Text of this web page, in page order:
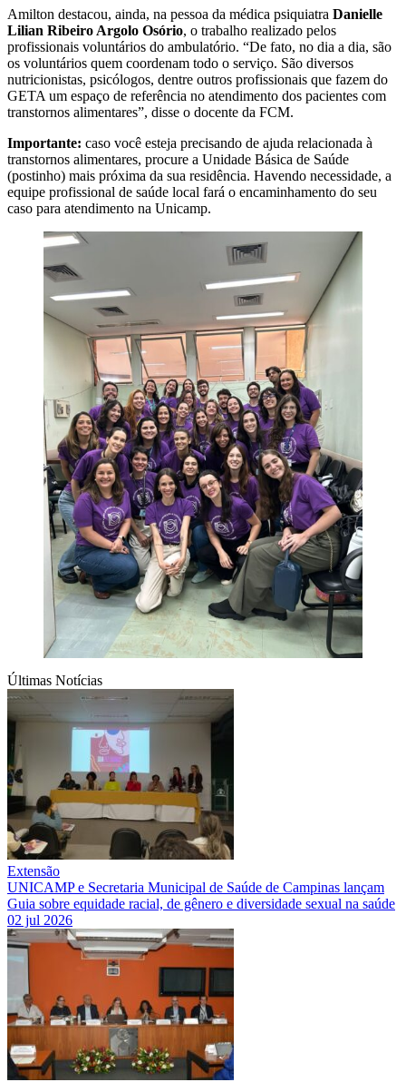
Amilton destacou, ainda, na pessoa da médica psiquiatra Danielle
Lilian Ribeiro Argolo Osório, o trabalho realizado pelos
profissionais voluntários do ambulatório. “De fato, no dia a dia, são
os voluntários quem coordenam todo o serviço. São diversos
nutricionistas, psicólogos, dentre outros profissionais que fazem do
GETA um espaço de referência no atendimento dos pacientes com
transtornos alimentares”, disse o docente da FCM.
Importante: caso você esteja precisando de ajuda relacionada à
transtornos alimentares, procure a Unidade Básica de Saúde
(postinho) mais próxima da sua residência. Havendo necessidade, a
equipe profissional de saúde local fará o encaminhamento do seu
caso para atendimento na Unicamp.
Últimas Notícias
Extensão
UNICAMP e Secretaria Municipal de Saúde de Campinas lançam
Guia sobre equidade racial, de gênero e diversidade sexual na saúde
02 jul 2026